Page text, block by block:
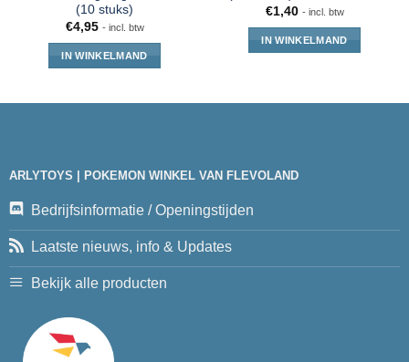
(10 stuks)
€4,95 - incl. btw
IN WINKELMAND
€1,40 - incl. btw
IN WINKELMAND
ARLYTOYS | POKEMON WINKEL VAN FLEVOLAND
Bedrijfsinformatie / Openingstijden
Laatste nieuws, info & Updates
Bekijk alle producten